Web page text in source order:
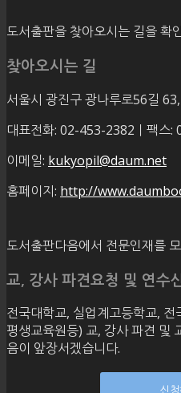
도서출판을 찾아오시는 길을 확
찾아오시는 길
서울시 광진구 광나루로56길
대표전화: 02-453-2382ㅣ팩스:
이메일: kukyopil@daum.net
홈페이지: http://
도서출판다음에서 전문인재를
교, 강사 파견요청 및 연
전국대학교, 실업계고등학교,
평생교육원등) 교, 강사 파견 및
음이 앞장서겠습니다.
신청